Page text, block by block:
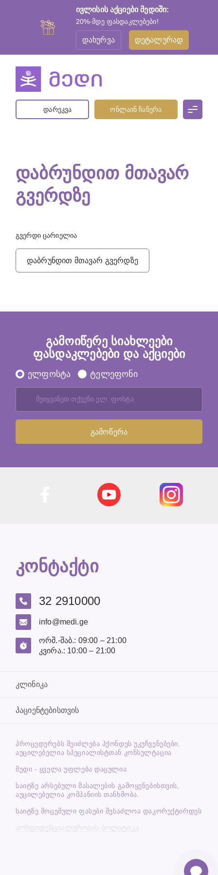
ივლისის აქციები მედიში:
20%-მდე ფასდაკლებები!
დახურვა დეტალურად
დარეკვა ონლაინ ჩაწერა
ᲓᲐᲑᲠᲣᲜᲓᲘᲗ ᲛᲗᲐᲕᲐᲠ
ᲒᲕᲔᲠᲓᲖᲔ
გვერდი ცარიელია
დაბრუნდით მთავარ გვერდზე
გამოიწერე სიახლეები
ფასდაკლებები და აქციები
ელფოსტა ტელეფონი
კონტაქტი
32 2910000
info@medi.ge
ორშ.-შაბ.: 09:00 – 21:00
კვირა.: 10:00 – 21:00
კლინიკა
პაციენტებისთვის
ᲞᲠᲝᲪᲔᲓᲣᲠᲔᲑᲡ ᲨᲔᲘᲫᲚᲔᲑᲐ ᲰᲥᲝᲜᲓᲔᲡ ᲣᲙᲣᲩᲕᲔᲜᲔᲑᲔᲑᲘ,
ᲐᲣᲪᲘᲚᲔᲑᲔᲚᲘᲐ ᲡᲞᲔᲪᲘᲐᲚᲘᲡᲢᲗᲐᲜ ᲙᲝᲜᲡᲣᲚᲢᲐᲪᲘᲐ
მედი - ყველა უფლება დაცულია
საიტზე არსებული მასალების გამოყენებისთვის,
აუცილებელია კომპანიის თანხმობა.
საიტზე მოცემული ფასები შესაძლოა დაკორექტირდეს
Კონფიდენციალურობის პოლიტიკა